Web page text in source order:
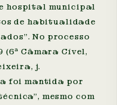
hospital municipal
de habitualidade
No processo
(6ª Câmara Cível,
j.
foi mantida por
mesmo com